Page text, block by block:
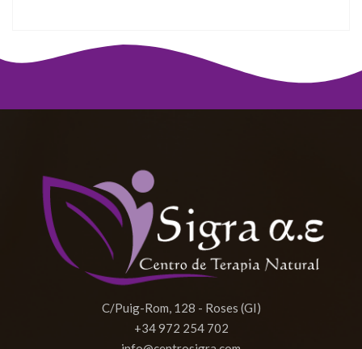
C/Puig-Rom, 128 - Roses (GI)
+34 972 254 702